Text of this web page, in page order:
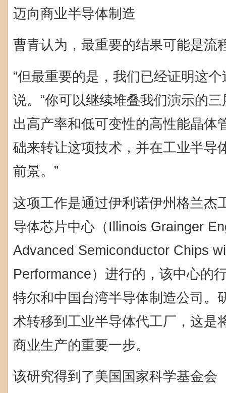
迈向商业半导体制造
曹青认为，最重要的结果可能是流
“但最重要的是，我们已经证明这
说。“你可以继续堆叠我们演示的
出高产率和低可变性的高性能晶体
础来转让这项技术，并在工业半导
前景。”
这项工作是通过伊利诺伊州格兰杰
导体芯片中心（Illinois Grainger
Advanced Semiconductor Chips
Performance）进行的，该中心的
特尔和中国台湾半导体制造公司。
术转移到工业半导体代工厂，这是
商业生产的重要一步。
该研究得到了美国国家科学基金会